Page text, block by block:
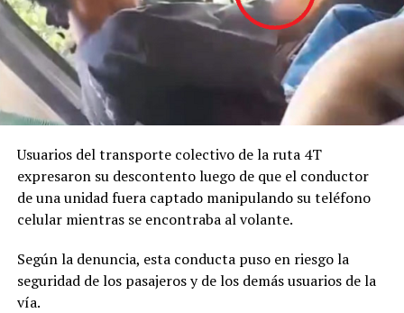
Usuarios del transporte colectivo de la ruta 4T
expresaron su descontento luego de que el conductor
de una unidad fuera captado manipulando su teléfono
celular mientras se encontraba al volante.
Según la denuncia, esta conducta puso en riesgo la
seguridad de los pasajeros y de los demás usuarios de la
vía.